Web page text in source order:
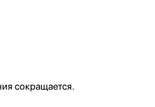
сокращается.